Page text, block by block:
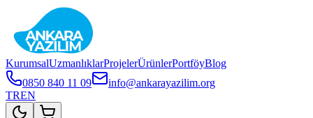
KurumsalUzmanlıklarProjelerÜrünlerPortföyBlog
0850 840 11 09
info@ankarayazilim.org
TREN